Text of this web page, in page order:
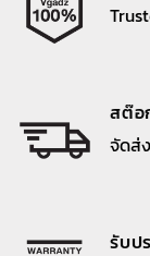
สต๊อ
จัดส่
รับป